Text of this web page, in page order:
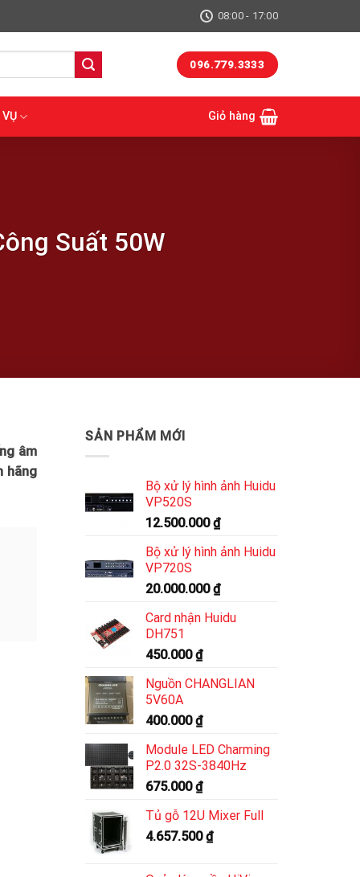
08:00 - 17:00
096.779.3333
Giỏ hàng
Suất 50W
âm
hãng
SẢN PHẨM MỚI
Bộ xử lý hình ảnh Huidu
VP520S
12.500.000₫
Bộ xử lý hình ảnh Huidu
VP720S
20.000.000₫
Card nhận Huidu
DH751
450.000₫
Nguồn CHANGLIAN
5V60A
400.000₫
Module LED Charming
P2.0 32S-3840Hz
675.000₫
Tủ gỗ 12U Mixer Full
4.657.500₫